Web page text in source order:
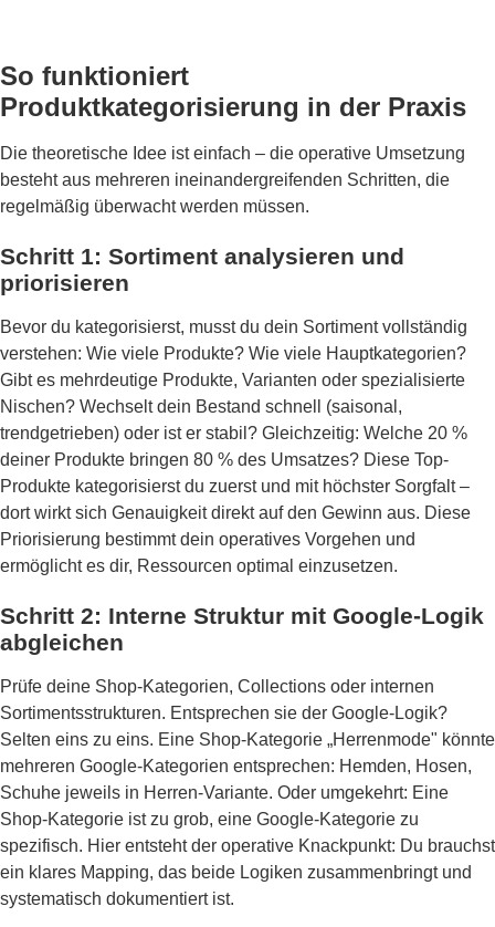
So funktioniert
Produktkategorisierung in der Praxis
Die theoretische Idee ist einfach – die operative Umsetzung
besteht aus mehreren ineinandergreifenden Schritten, die
regelmäßig überwacht werden müssen.
Schritt 1: Sortiment analysieren und
priorisieren
Bevor du kategorisierst, musst du dein Sortiment vollständig
verstehen: Wie viele Produkte? Wie viele Hauptkategorien?
Gibt es mehrdeutige Produkte, Varianten oder spezialisierte
Nischen? Wechselt dein Bestand schnell (saisonal,
trendgetrieben) oder ist er stabil? Gleichzeitig: Welche 20 %
deiner Produkte bringen 80 % des Umsatzes? Diese Top-
Produkte kategorisierst du zuerst und mit höchster Sorgfalt –
dort wirkt sich Genauigkeit direkt auf den Gewinn aus. Diese
Priorisierung bestimmt dein operatives Vorgehen und
ermöglicht es dir, Ressourcen optimal einzusetzen.
Schritt 2: Interne Struktur mit Google-Logik
abgleichen
Prüfe deine Shop-Kategorien, Collections oder internen
Sortimentsstrukturen. Entsprechen sie der Google-Logik?
Selten eins zu eins. Eine Shop-Kategorie „Herrenmode" könnte
mehreren Google-Kategorien entsprechen: Hemden, Hosen,
Schuhe jeweils in Herren-Variante. Oder umgekehrt: Eine
Shop-Kategorie ist zu grob, eine Google-Kategorie zu
spezifisch. Hier entsteht der operative Knackpunkt: Du brauchst
ein klares Mapping, das beide Logiken zusammenbringt und
systematisch dokumentiert ist.